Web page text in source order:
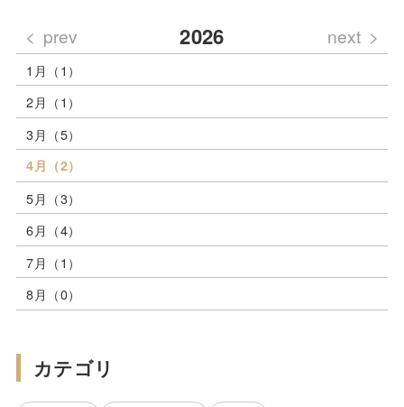
prev 2026 next
1月（1）
2月（1）
3月（5）
4月（2）
5月（3）
6月（4）
7月（1）
8月（0）
カテゴリ